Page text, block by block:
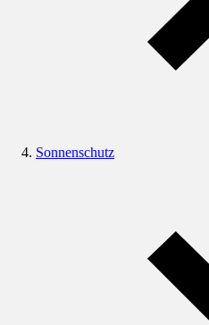
Sonnenschutz